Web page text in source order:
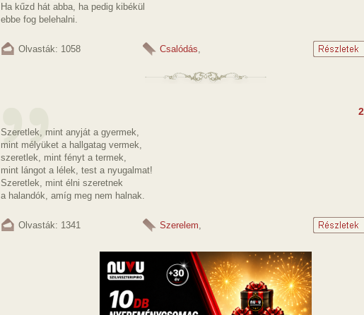
Ha kűzd hát abba, ha pedig kibékül
ebbe fog belehalni.
Olvasták: 1058 Csalódás,
Szeretlek, mint anyját a gyermek,
mint mélyüket a hallgatag vermek,
szeretlek, mint fényt a termek,
mint lángot a lélek, test a nyugalmat!
Szeretlek, mint élni szeretnek
a halandók, amíg meg nem halnak.
Olvasták: 1341 Szerelem,